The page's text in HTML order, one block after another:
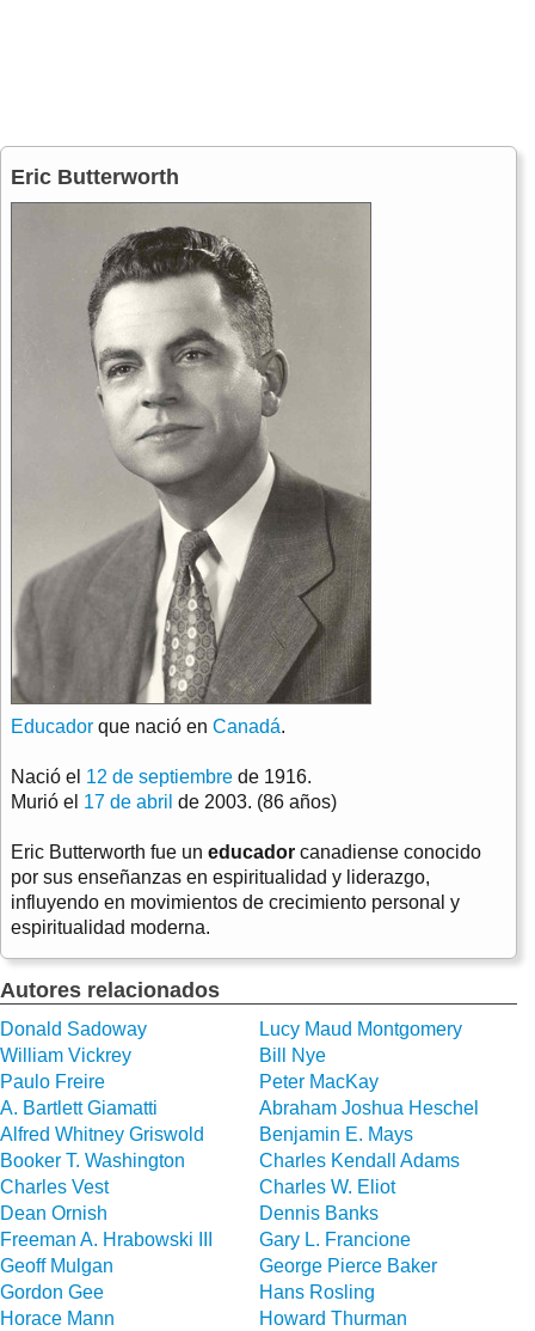
Eric Butterworth
Educador que nació en Canadá.
Nació el 12 de septiembre de 1916.
Murió el 17 de abril de 2003. (86 años)
Eric Butterworth fue un educador canadiense conocido
por sus enseñanzas en espiritualidad y liderazgo,
influyendo en movimientos de crecimiento personal y
espiritualidad moderna.
Autores relacionados
Donald Sadoway
Lucy Maud Montgomery
William Vickrey
Bill Nye
Paulo Freire
Peter MacKay
A. Bartlett Giamatti
Abraham Joshua Heschel
Alfred Whitney Griswold
Benjamin E. Mays
Booker T. Washington
Charles Kendall Adams
Charles Vest
Charles W. Eliot
Dean Ornish
Dennis Banks
Freeman A. Hrabowski III
Gary L. Francione
Geoff Mulgan
George Pierce Baker
Gordon Gee
Hans Rosling
Horace Mann
Howard Thurman